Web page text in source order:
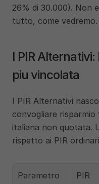
26% di 30.000). Non
tutto, come vedremo.
I PIR
piu vincolata
I PIR Alternativi
convogliare
italiana non quotata.
rispetto ai PIR
Parametro
PIR